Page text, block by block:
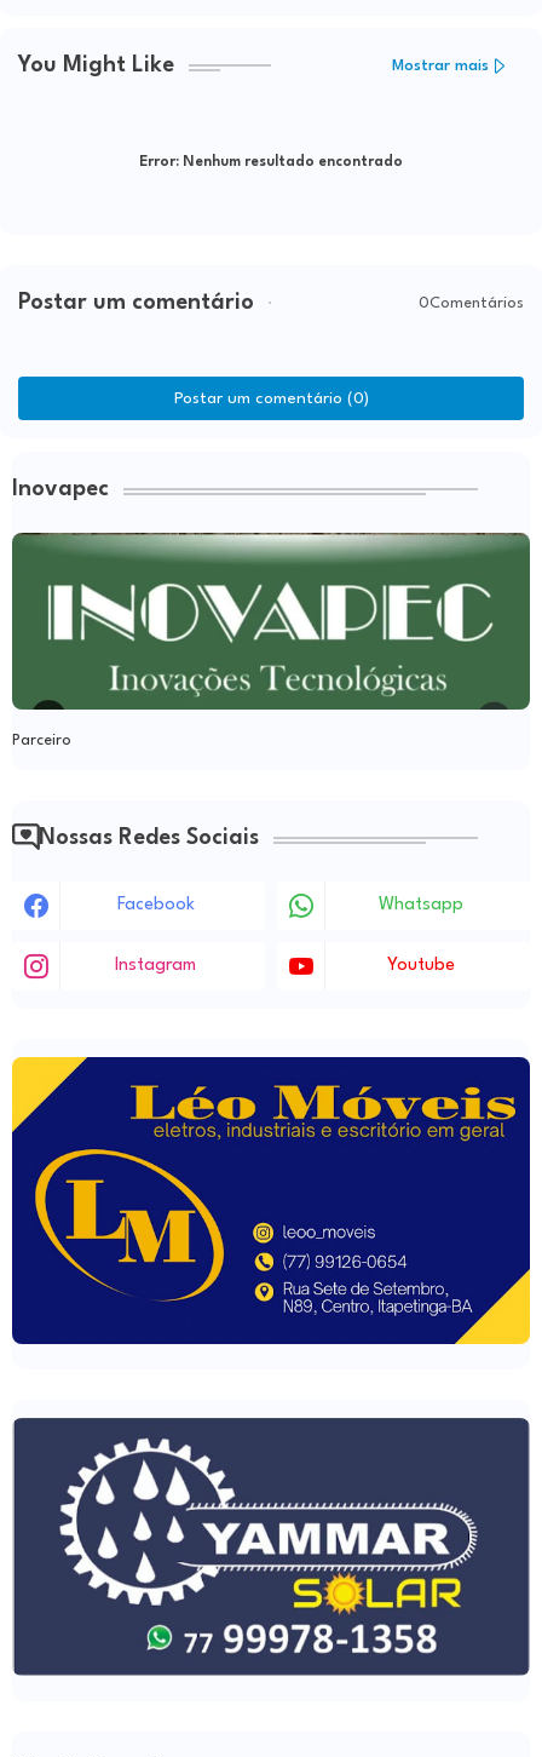
You Might Like Mostrar mais
Error: Nenhum resultado encontrado
Postar um comentário 0Comentários
Postar um comentário (0)
Inovapec
Parceiro
Nossas Redes Sociais
Facebook Whatsapp
Instagram Youtube